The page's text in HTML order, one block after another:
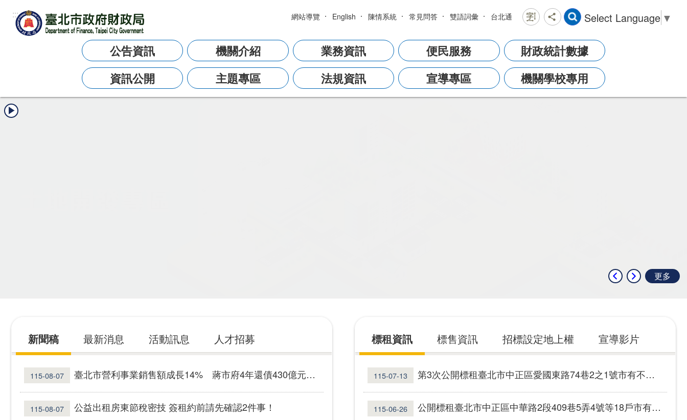
跳到主要內容區塊
::: 網站導覽 English 陳情系統 常見問答 雙語詞彙 台北通 Select Language ▼
公告資訊 機關介紹 業務資訊 便民服務
財政統計數據
資訊公開
主題專區 法規資訊 宣導專區 機關學校專用
:::
更多
新聞稿 最新消息 活動訊息 人才招募
115-08-07 臺北市營利事業銷售額成長14% 蔣市府4年還債430億元 拚經濟也拚財政韌性
115-08-07 公益出租房東節稅密技 簽租約前請先確認2件事！
標租資訊 標售資訊 招標設定地上權 宣導影片
115-07-13 第3次公開標租臺北市中正區愛國東路74巷2之1號市有不動產
115-06-26 公開標租臺北市中正區中華路2段409巷5弄4號等18戶市有不動產